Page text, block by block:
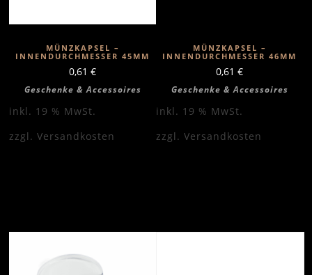
MÜNZKAPSEL –
INNENDURCHMESSER 45MM
0,61 €
Geschenke & Accessoires
inkl. 19 % MwSt.
zzgl. Versandkosten
MÜNZKAPSEL –
INNENDURCHMESSER 46MM
0,61 €
Geschenke & Accessoires
inkl. 19 % MwSt.
zzgl. Versandkosten